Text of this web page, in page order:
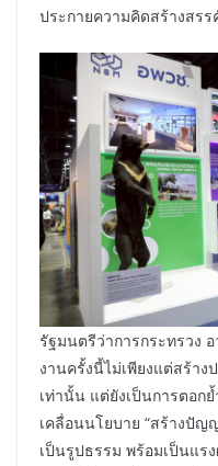
ประกายความคิดสร้างสร
รัฐมนตรีว่าการกระทรวง
งานครั้งนี้ไม่เพียงแต่สร้า
เท่านั้น แต่ยังเป็นการตอก
เคลื่อนนโยบาย “สร้างปัญ
เป็นรูปธรรม พร้อมเป็นแ